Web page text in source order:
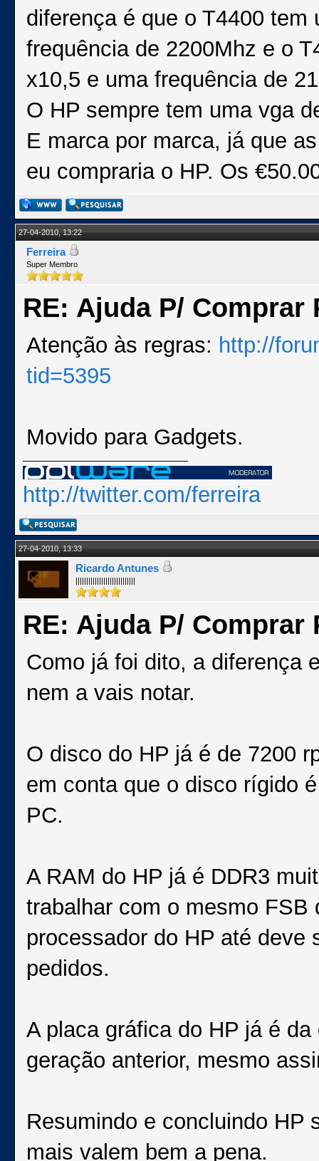
diferença é que o T4400
frequência de 2200Mhz e o
x10,5 e uma frequência de
O HP sempre tem uma vga
E marca por marca, já que
eu compraria o HP. Os
27-04-2010, 13:22
Ferreira
Super Membro
RE: Ajuda P/ Comprar
Atenção às regras: http://
tid=5395
Movido para Gadgets.
http://twitter.com/ferreira
27-04-2010, 13:33
Ricardo Antunes
||||||||||||||||||||||||||||
RE: Ajuda P/ Comprar
Como já foi dito, a diferença
nem a vais notar.
O disco do HP já é de 7200
em conta que o disco rígido
PC.
A RAM do HP já é DDR3
trabalhar com o mesmo
processador do HP até deve
pedidos.
A placa gráfica do HP já é
geração anterior, mesmo
Resumindo e concluindo HP
mais valem bem a pena.